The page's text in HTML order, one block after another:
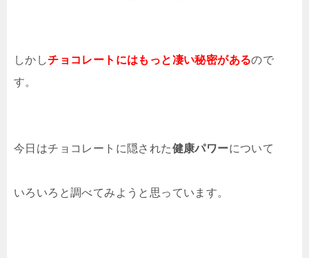
しかしチョコレートにはもっと凄い秘密があるので
す。
今日はチョコレートに隠された健康パワーについて
いろいろと調べてみようと思っています。